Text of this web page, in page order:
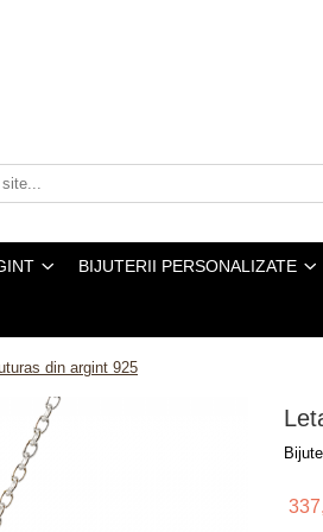
BIJUTERII PERSONALIZATE
din argint 925